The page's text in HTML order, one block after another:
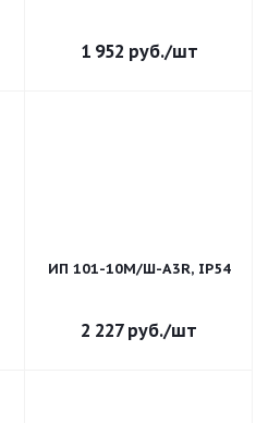
1 952 руб./шт
ИП 101-10М/Ш-A3R, IP54
2 227руб./шт